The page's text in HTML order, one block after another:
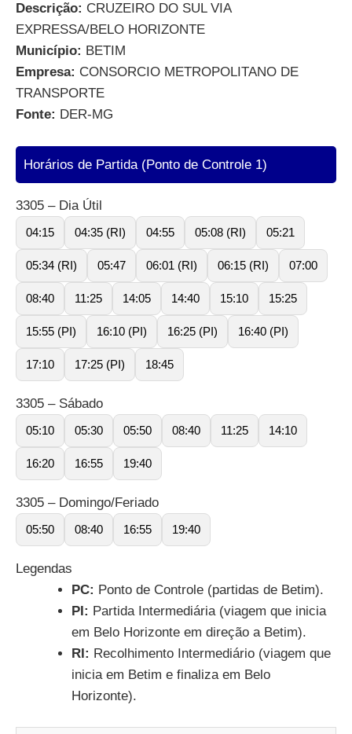
Descrição: CRUZEIRO DO SUL VIA
EXPRESSA/BELO HORIZONTE
Município: BETIM
Empresa: CONSORCIO METROPOLITANO DE
TRANSPORTE
Fonte: DER-MG
Horários de Partida (Ponto de Controle 1)
3305 – Dia Útil
04:15 04:35 (RI) 04:55 05:08 (RI) 05:21
05:34 (RI) 05:47 06:01 (RI) 06:15 (RI) 07:00
08:40 11:25 14:05 14:40 15:10 15:25
15:55 (PI) 16:10 (PI) 16:25 (PI) 16:40 (PI)
17:10 17:25 (PI) 18:45
3305 – Sábado
05:10 05:30 05:50 08:40 11:25 14:10
16:20 16:55 19:40
3305 – Domingo/Feriado
05:50 08:40 16:55 19:40
Legendas
PC: Ponto de Controle (partidas de Betim).
PI: Partida Intermediária (viagem que inicia
em Belo Horizonte em direção a Betim).
RI: Recolhimento Intermediário (viagem que
inicia em Betim e finaliza em Belo
Horizonte).